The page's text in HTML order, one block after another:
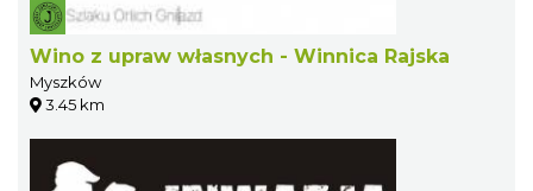
Wino z upraw własnych - Winnica Rajska
Myszków
3.45 km